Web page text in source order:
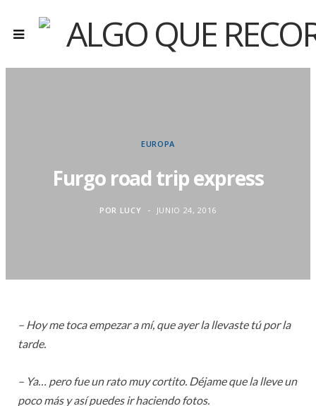
EUROPA
Furgo road trip express
POR LUCY JUNIO 24, 2016
– Hoy me toca empezar a mí, que ayer la llevaste tú por la
tarde.
– Ya… pero fue un rato muy cortito. Déjame que la lleve un
poco más y así puedes ir haciendo fotos.